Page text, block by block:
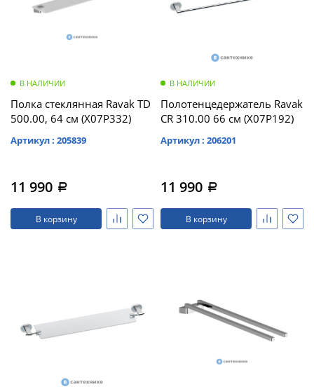
В НАЛИЧИИ
Полка стеклянная Ravak TD
500.00, 64 см (X07P332)
Артикул : 205839
11 990 a
В корзину
В НАЛИЧИИ
Полотенцедержатель Ravak
CR 310.00 66 см (X07P192)
Артикул : 206201
11 990 a
В корзину